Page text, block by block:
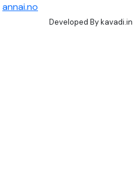
annai.no
Developed Bykavadi.in